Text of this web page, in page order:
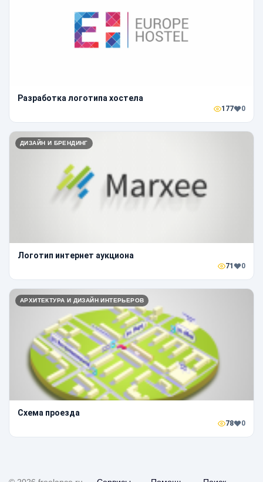
Разработка логотипа хостела
177 0
ДИЗАЙН И БРЕНДИНГ
Логотип интернет аукциона
71 0
АРХИТЕКТУРА И ДИЗАЙН ИНТЕРЬЕРОВ
Схема проезда
78 0